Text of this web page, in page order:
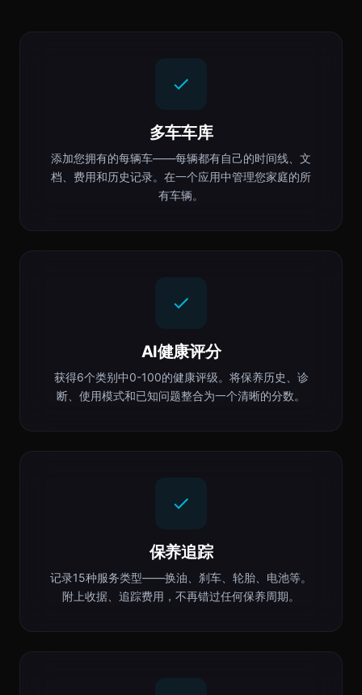
多车车库
添加您拥有的每辆车——每辆都有自己的时间线、文
档、费用和历史记录。在一个应用中管理您家庭的所
有车辆。
AI健康评分
获得6个类别中0-100的健康评级。将保养历史、诊
断、使用模式和已知问题整合为一个清晰的分数。
保养追踪
记录15种服务类型——换油、刹车、轮胎、电池等。
附上收据、追踪费用，不再错过任何保养周期。